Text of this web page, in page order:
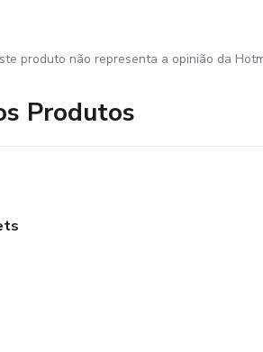
produto não representa a opinião da
Produtos